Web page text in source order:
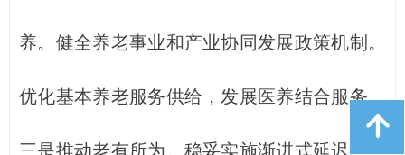
养。健全养老事业和产业协同发展政策机制。
优化基本养老服务供给，发展医养结合服务。
三是推动老有所为。稳妥实施渐进式延迟法定
녕